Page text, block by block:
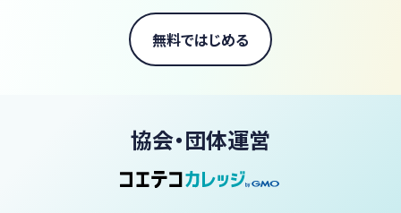
無料ではじめる
協会・団体運営